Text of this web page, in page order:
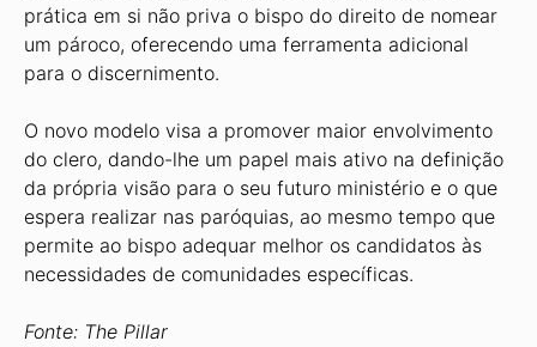
prática em si não priva o bispo do direito de nomear
um pároco, oferecendo uma ferramenta adicional
para o discernimento.
O novo modelo visa a promover maior envolvimento
do clero, dando-lhe um papel mais ativo na definição
da pró­pria visão para o seu futuro ministério e o que
espera rea­lizar nas paróquias, ao mesmo tempo que
permite ao bispo adequar melhor os candidatos às
necessidades de comuni­dades específicas.
Fonte: The Pillar